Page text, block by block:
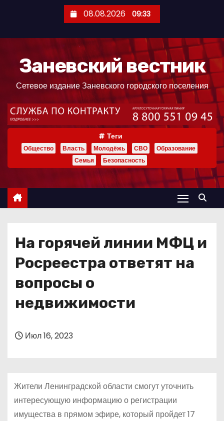
ж
08.08.2026 09:33
Заневский вестник
Сетевое издание Заневского городского поселения
Теги
Общество Власть Молодёжь СВО
Образование
Семья
Безопасность
На горячей линии МФЦ и
Росреестра ответят на
вопросы о
недвижимости
Июл 16, 2023
Жители Ленинградской области смогут уточнить
интересующую информацию о регистрации
имущества в прямом эфире, который пройдет 17